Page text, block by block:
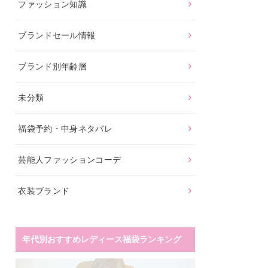
ファッション知識
ブランドセール情報
ブランド別年齢層
未分類
福袋予約・中身ネタバレ
芸能人ファッションコーデ
衣装ブランド
年代別おすすめレディース福袋ランキング